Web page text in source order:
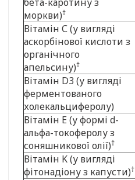
моркви)†
Вітамін С (у вигляді
аскорбінової кислоти з
органічного
апельсину)†
Вітамін D3 (у вигляді
ферментованого
холекальциферолу)
Вітамін E (у формі d-
альфа-токоферолу з
соняшникової олії)†
Вітамін K (у вигляді
фітонадіону з капусти)†